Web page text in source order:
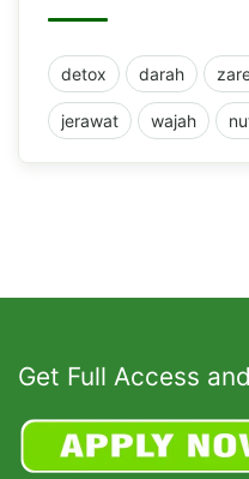
detox darah
jerawat wajah
Get Full Access